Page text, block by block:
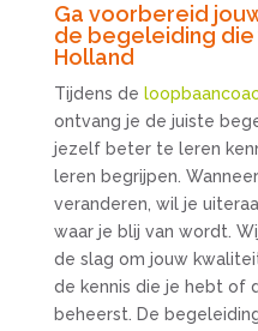
Ga voorbereid
de begeleiding die
Holland
Tijdens de
ontvang je de juiste
jezelf beter te leren
leren begrijpen.
veranderen, wil je
waar je blij van wordt.
de slag om jouw
de kennis die je hebt of
beheerst. De